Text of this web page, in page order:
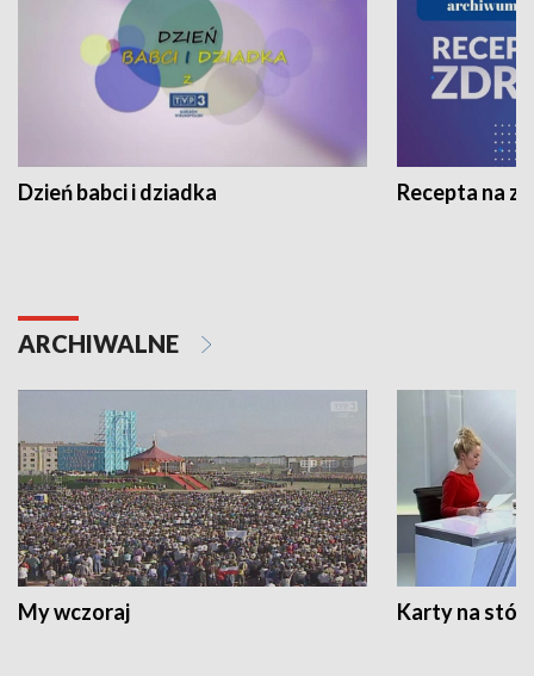
Dzień babci i dziadka Recepta na
ARCHIWALNE
My wczoraj Karty na